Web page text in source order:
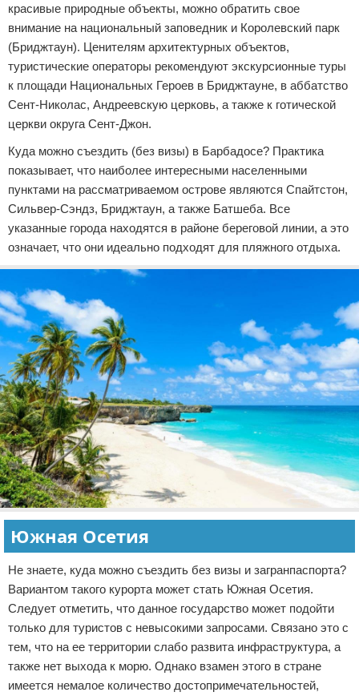
красивые природные объекты, можно обратить свое
внимание на национальный заповедник и Королевский парк
(Бриджтаун). Ценителям архитектурных объектов,
туристические операторы рекомендуют экскурсионные туры
к площади Национальных Героев в Бриджтауне, в аббатство
Сент-Николас, Андреевскую церковь, а также к готической
церкви округа Сент-Джон.
Куда можно съездить (без визы) в Барбадосе? Практика
показывает, что наиболее интересными населенными
пунктами на рассматриваемом острове являются Спайтстон,
Сильвер-Сэндз, Бриджтаун, а также Батшеба. Все
указанные города находятся в районе береговой линии, а это
означает, что они идеально подходят для пляжного отдыха.
Южная Осетия
Не знаете, куда можно съездить без визы и загранпаспорта?
Вариантом такого курорта может стать Южная Осетия.
Следует отметить, что данное государство может подойти
только для туристов с невысокими запросами. Связано это с
тем, что на ее территории слабо развита инфраструктура, а
также нет выхода к морю. Однако взамен этого в стране
имеется немалое количество достопримечательностей,